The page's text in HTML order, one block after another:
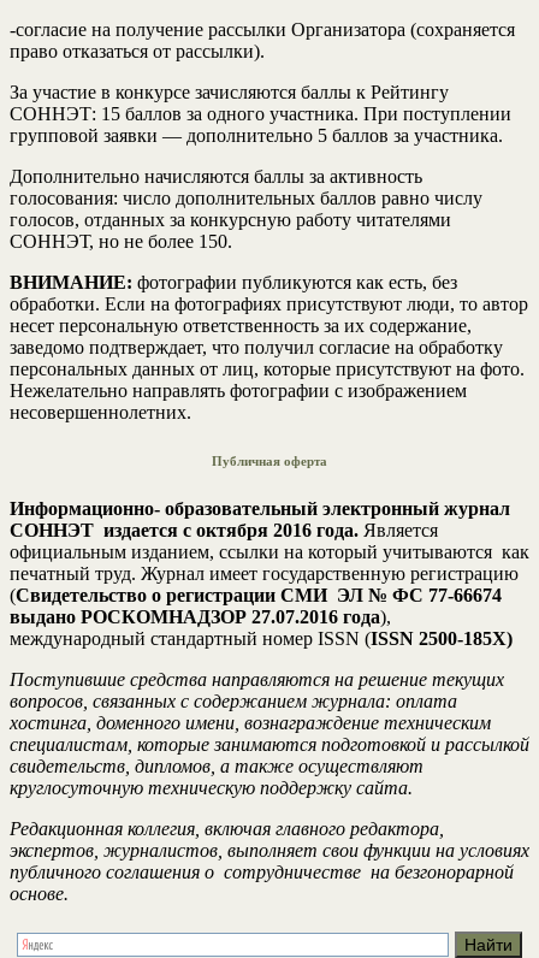
-согласие на получение рассылки Организатора (сохраняется
право отказаться от рассылки).
За участие в конкурсе зачисляются баллы к Рейтингу
СОННЭТ: 15 баллов за одного участника. При поступлении
групповой заявки — дополнительно 5 баллов за участника.
Дополнительно начисляются баллы за активность
голосования: число дополнительных баллов равно числу
голосов, отданных за конкурсную работу читателями
СОННЭТ, но не более 150.
ВНИМАНИЕ: фотографии публикуются как есть, без
обработки. Если на фотографиях присутствуют люди, то автор
несет персональную ответственность за их содержание,
заведомо подтверждает, что получил согласие на обработку
персональных данных от лиц, которые присутствуют на фото.
Нежелательно направлять фотографии с изображением
несовершеннолетних.
Публичная оферта
Информационно- образовательный электронный журнал
СОННЭТ издается с октября 2016 года. Является
официальным изданием, ссылки на который учитываются как
печатный труд. Журнал имеет государственную регистрацию
(Свидетельство о регистрации СМИ ЭЛ № ФС 77-66674
выдано РОСКОМНАДЗОР 27.07.2016 года),
международный стандартный номер ISSN (ISSN 2500-185Х)
Поступившие средства направляются на решение текущих
вопросов, связанных с содержанием журнала: оплата
хостинга, доменного имени, вознаграждение техническим
специалистам, которые занимаются подготовкой и рассылкой
свидетельств, дипломов, а также осуществляют
круглосуточную техническую поддержку сайта.
Редакционная коллегия, включая главного редактора,
экспертов, журналистов, выполняет свои функции на условиях
публичного соглашения о сотрудничестве на безгонорарной
основе.